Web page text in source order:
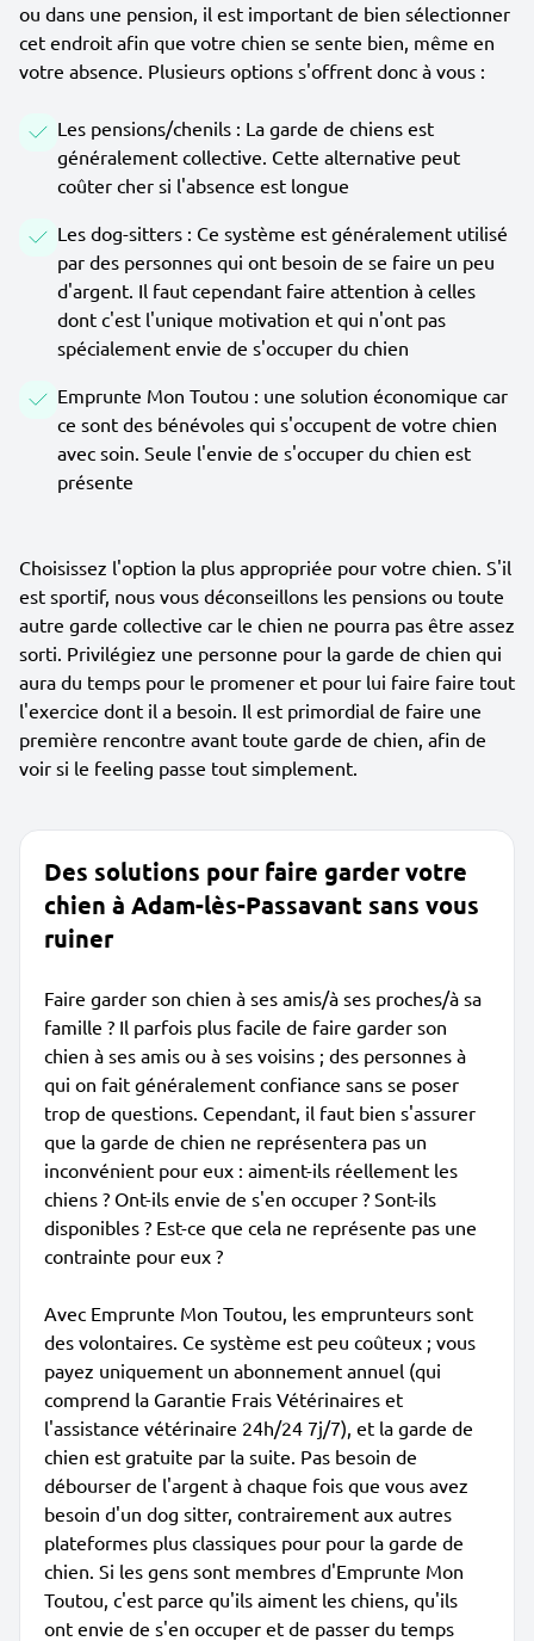
ou dans une pension, il est important de bien sélectionner
cet endroit afin que votre chien se sente bien, même en
votre absence. Plusieurs options s'offrent donc à vous :
Les pensions/chenils : La garde de chiens est
généralement collective. Cette alternative peut
coûter cher si l'absence est longue
Les dog-sitters : Ce système est généralement utilisé
par des personnes qui ont besoin de se faire un peu
d'argent. Il faut cependant faire attention à celles
dont c'est l'unique motivation et qui n'ont pas
spécialement envie de s'occuper du chien
Emprunte Mon Toutou : une solution économique car
ce sont des bénévoles qui s'occupent de votre chien
avec soin. Seule l'envie de s'occuper du chien est
présente
Choisissez l'option la plus appropriée pour votre chien. S'il
est sportif, nous vous déconseillons les pensions ou toute
autre garde collective car le chien ne pourra pas être assez
sorti. Privilégiez une personne pour la garde de chien qui
aura du temps pour le promener et pour lui faire faire tout
l'exercice dont il a besoin. Il est primordial de faire une
première rencontre avant toute garde de chien, afin de
voir si le feeling passe tout simplement.
Des solutions pour faire garder votre
chien à Adam-lès-Passavant sans vous
ruiner
Faire garder son chien à ses amis/à ses proches/à sa
famille ? Il parfois plus facile de faire garder son
chien à ses amis ou à ses voisins ; des personnes à
qui on fait généralement confiance sans se poser
trop de questions. Cependant, il faut bien s'assurer
que la garde de chien ne représentera pas un
inconvénient pour eux : aiment-ils réellement les
chiens ? Ont-ils envie de s'en occuper ? Sont-ils
disponibles ? Est-ce que cela ne représente pas une
contrainte pour eux ?
Avec Emprunte Mon Toutou, les emprunteurs sont
des volontaires. Ce système est peu coûteux ; vous
payez uniquement un abonnement annuel (qui
comprend la Garantie Frais Vétérinaires et
l'assistance vétérinaire 24h/24 7j/7), et la garde de
chien est gratuite par la suite. Pas besoin de
débourser de l'argent à chaque fois que vous avez
besoin d'un dog sitter, contrairement aux autres
plateformes plus classiques pour pour la garde de
chien. Si les gens sont membres d'Emprunte Mon
Toutou, c'est parce qu'ils aiment les chiens, qu'ils
ont envie de s'en occuper et de passer du temps